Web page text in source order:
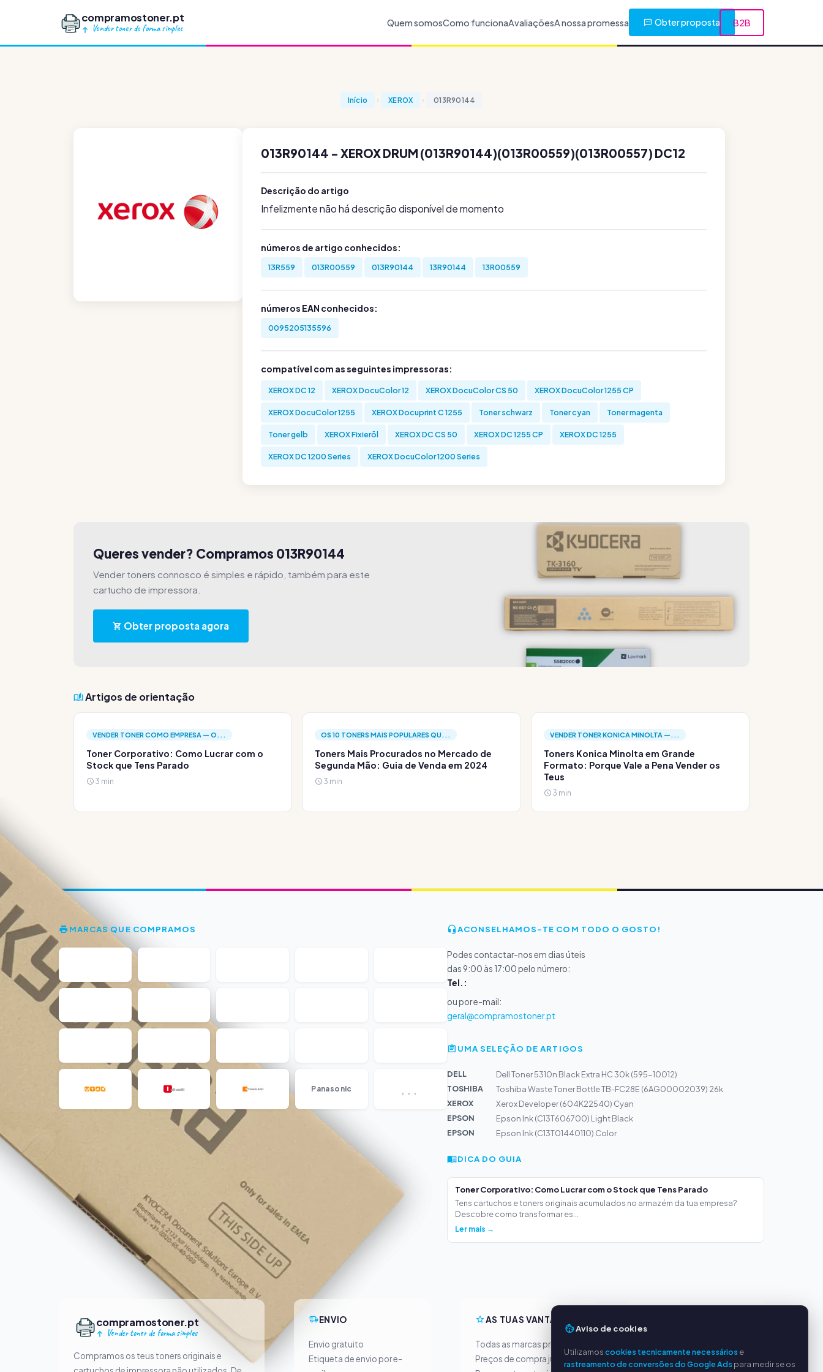
compramostoner.pt
Vender toner de forma simples
Quem somosComo funcionaAvaliaçõesA nossa promessa Obter proposta B2B
Início XEROX 013R90144
013R90144 - XEROX DRUM (013R90144)(013R00559)(013R00557) DC12
Descrição do artigo
Infelizmente não há descrição disponível de momento
números de artigo conhecidos:
13R559 013R00559 013R90144 13R90144 13R00559
números EAN conhecidos:
0095205135596
compatível com as seguintes impressoras:
XEROX DC 12 XEROX DocuColor 12 XEROX DocuColor CS 50 XEROX DocuColor 1255 CP
XEROX DocuColor 1255 XEROX Docuprint C 1255 Toner schwarz Toner cyan Toner magenta
Toner gelb XEROX Fixieröl XEROX DC CS 50 XEROX DC 1255 CP XEROX DC 1255
XEROX DC 1200 Series XEROX DocuColor 1200 Series
Queres vender? Compramos 013R90144
Vender toners connosco é simples e rápido, também para este
cartucho de impressora.
Obter proposta agora
Artigos de orientação
VENDER TONER COMO EMPRESA — O...
Toner Corporativo: Como Lucrar com o
Stock que Tens Parado
3 min
OS 10 TONERS MAIS POPULARES QU...
Toners Mais Procurados no Mercado de
Segunda Mão: Guia de Venda em 2024
3 min
VENDER TONER KONICA MINOLTA —...
Toners Konica Minolta em Grande
Formato: Porque Vale a Pena Vender os
Teus
3 min
MARCAS QUE COMPRAMOS
Panasonic ...
ACONSELHAMOS-TE COM TODO O GOSTO!
Podes contactar-nos em dias úteis
das 9:00 às 17:00 pelo número:
Tel.:
ou por e-mail:
geral@compramostoner.pt
UMA SELEÇÃO DE ARTIGOS
DELL
Dell Toner 5310n Black Extra HC 30k (595-10012)
TOSHIBA
Toshiba Waste Toner Bottle TB-FC28E (6AG00002039) 26k
XEROX
Xerox Developer (604K22540) Cyan
EPSON
Epson Ink (C13T606700) Light Black
EPSON
Epson Ink (C13T01440110) Color
DICA DO GUIA
Toner Corporativo: Como Lucrar com o Stock que Tens Parado
Tens cartuchos e toners originais acumulados no armazém da tua empresa?
Descobre como transformar es...
Ler mais →
compramostoner.pt
Vender toner de forma simples
Compramos os teus toners originais e
ENVIO
Envio gratuito
Etiqueta de envio por e-
AS TUAS VANTAGENS
Todas as marcas principais
Preços de compra justos
Política de privacidade
Aviso de cookies
Utilizamoscookies tecnicamente necessários e
rastreamento de conversões do Google Ads para medir se os